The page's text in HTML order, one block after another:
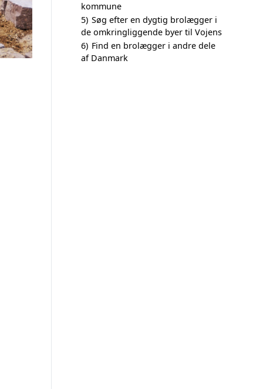
kommune
5) Søg efter en dygtig brolægger i
de omkringliggende byer til Vojens
6) Find en brolægger i andre dele
af Danmark